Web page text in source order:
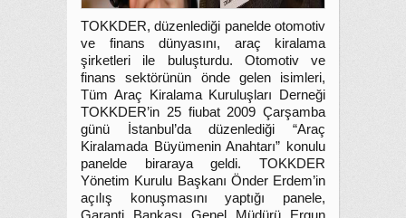
TOKKDER, düzenlediği panelde otomotiv
ve finans dünyasını, araç kiralama
şirketleri ile buluşturdu. Otomotiv ve
finans sektörünün önde gelen isimleri,
Tüm Araç Kiralama Kuruluşları Derneği
TOKKDER’in 25 fiubat 2009 Çarşamba
günü İstanbul’da düzenlediği “Araç
Kiralamada Büyümenin Anahtarı” konulu
panelde biraraya geldi. TOKKDER
Yönetim Kurulu Başkanı Önder Erdem’in
açılış konuşmasını yaptığı panele,